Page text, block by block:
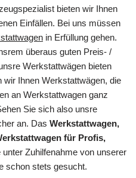
bieten wir Ihnen
Einfällen. Bei uns müssen
in Erfüllung gehen.
überaus guten Preis- /
Werkstattwägen bieten
Ihnen Werkstattwägen, die
an Werkstattwagen ganz
Sie sich also unsre
an. Das Werkstattwagen,
für Profis,
unter Zuhilfenahme von unserer
schon stets gesucht.